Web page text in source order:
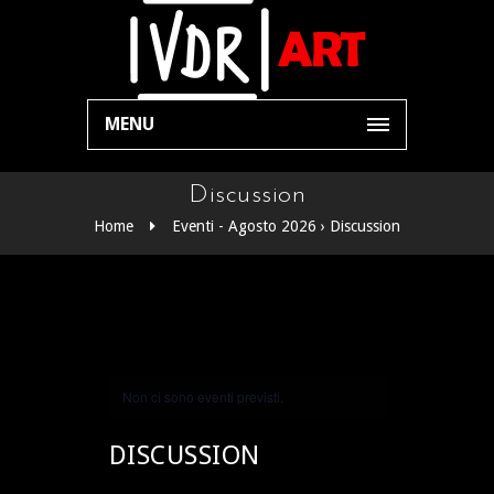
MENU
Discussion
Home Eventi - Agosto 2026 › Discussion
Non ci sono eventi previsti.
DISCUSSION